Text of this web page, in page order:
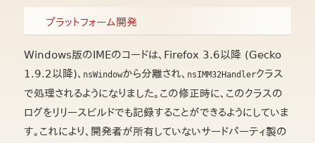
プラットフォーム開発
Windows版のIMEのコードは、Firefox 3.6以降 (Gecko
1.9.2以降)、 nsWindowから分離され、 nsIMM32Handlerクラス
で処理されるようになりました。この修正時に、このクラスの
ログをリリースビルドでも記録することができるようにしていま
す。これにより、開発者が所有していないサードパーティ製の